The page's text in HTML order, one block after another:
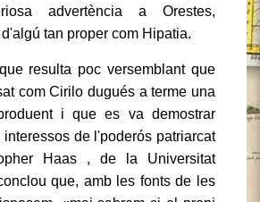
advertència a Orestes,
tan proper com Hipatia.
resulta poc versemblant que
com Cirilo dugués a terme una
i que es va demostrar
de l'poderós patriarcat
Haas , de la Universitat
que, amb les fonts de les